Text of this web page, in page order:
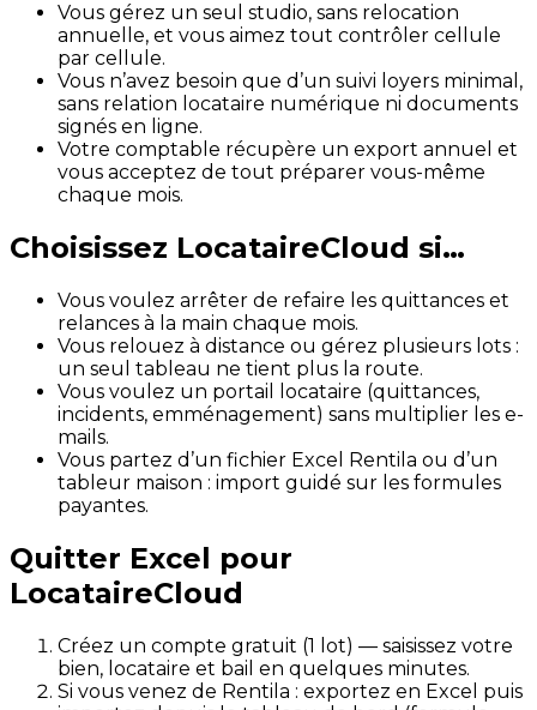
Vous gérez un seul studio, sans relocation
annuelle, et vous aimez tout contrôler cellule
par cellule.
Vous n’avez besoin que d’un suivi loyers minimal,
sans relation locataire numérique ni documents
signés en ligne.
Votre comptable récupère un export annuel et
vous acceptez de tout préparer vous-même
chaque mois.
Choisissez LocataireCloud si…
Vous voulez arrêter de refaire les quittances et
relances à la main chaque mois.
Vous relouez à distance ou gérez plusieurs lots :
un seul tableau ne tient plus la route.
Vous voulez un portail locataire (quittances,
incidents, emménagement) sans multiplier les e-
mails.
Vous partez d’un fichier Excel Rentila ou d’un
tableur maison : import guidé sur les formules
payantes.
Quitter Excel pour
LocataireCloud
Créez un compte gratuit (1 lot) — saisissez votre
bien, locataire et bail en quelques minutes.
Si vous venez de Rentila : exportez en Excel puis